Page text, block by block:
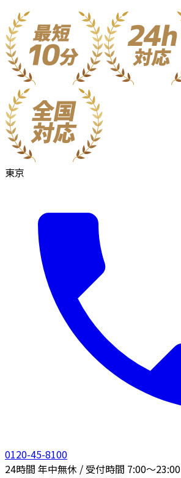
東京
0120-45-8100
24時間 年中無休 / 受付時間 7:00〜23:00